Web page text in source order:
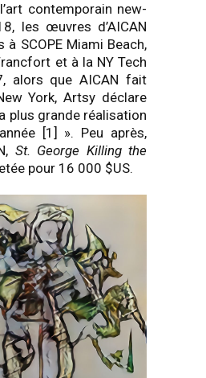
contemporain new-
les œuvres d’AICAN
SCOPE Miami Beach,
et à la NY Tech
alors que AICAN fait
York, Artsy déclare
plus grande réalisation
[1] ». Peu après,
St. George Killing the
pour 16 000 $US.